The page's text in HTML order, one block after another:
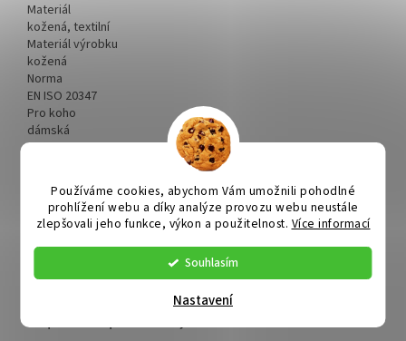
Používáme cookies, abychom Vám umožnili pohodlné
prohlížení webu a díky analýze provozu webu neustále
zlepšovali jeho funkce, výkon a použitelnost. Více informací
Souhlasím
Nastavení
Materiál
kožená, textilní
Materiál výrobku
kožená
Norma
EN ISO 20347
Pro koho
dámská
Profese
Sezóna
Vlastnosti
absorbce energie v patě, anatomicky tvarovaná, ortopedická,
prodyšný svršek